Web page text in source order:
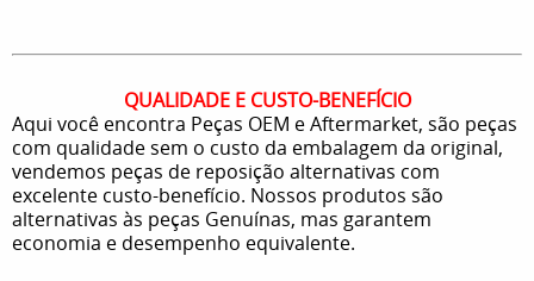
QUALIDADE E CUSTO-BENEFÍCIO
Aqui você encontra Peças OEM e Aftermarket, são peças
com qualidade sem o custo da embalagem da original,
vendemos peças de reposição alternativas com
excelente custo-benefício. Nossos produtos são
alternativas às peças Genuínas, mas garantem
economia e desempenho equivalente.